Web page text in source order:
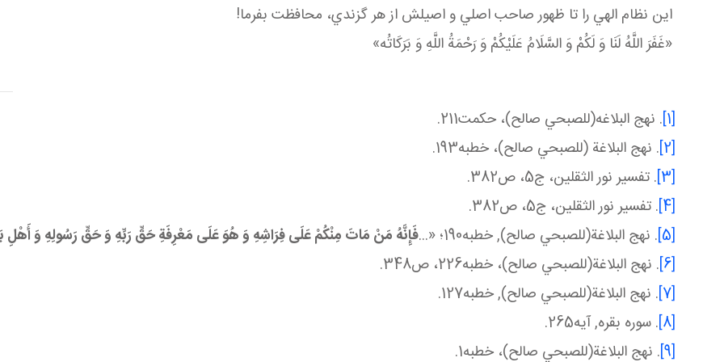
اين نظام الهي را تا ظهور صاحب اصلي و اصيلش از هر گزندي، محافظت بفرما!
«غَفَرَ اللَّهُ لَنَا وَ لَكُمْ وَ السَّلَامُ عَلَيْكُمْ وَ رَحْمَةُ اللَّهِ وَ بَرَكَاتُه»
[1]. نهج البلاغه(للصبحي صالح)، حکمت211.
[2]. نهج البلاغة (للصبحي صالح)، خطبه193.
[3]. تفسير نور الثقلين، ج‏5، ص382.
[4]. تفسير نور الثقلين، ج‏5، ص382.
[5]. نهج البلاغة(للصبحي صالح), خطبه190؛ «...فَإِنَّهُ مَنْ مَاتَ مِنْكُمْ عَلَی فِرَاشِهِ وَ هُوَ عَلَی مَعْرِفَةِ حَقِّ رَبِّهِ وَ حَقِّ رَسُولِهِ وَ أَهْلِ
[6]. نهج البلاغة(للصبحي صالح)، خطبه226، ص348.
[7]. نهج البلاغة(للصبحي صالح), خطبه127.
[8]. سوره بقره, آيه265.
[9]. نهج البلاغة(للصبحي صالح)، خطبه1.